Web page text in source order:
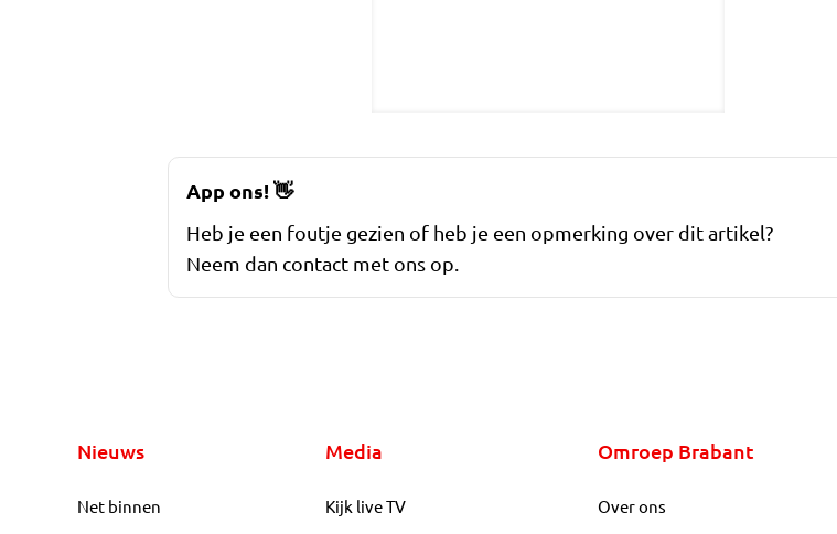
App ons!👋
Heb je een foutje gezien of heb je een opmerking over dit artikel?
Neem dan contact met ons op.
Nieuws
Net binnen
Media
Kijk live TV
Omroep Brabant
Over ons